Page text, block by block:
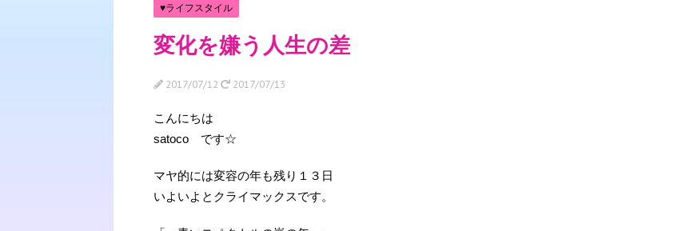
♥ライフスタイル
変化を嫌う人生の差
2017/07/12 2017/07/13
こんにちは
satoco です☆
マヤ的には変容の年も残り１３日
いよいよとクライマックスです。